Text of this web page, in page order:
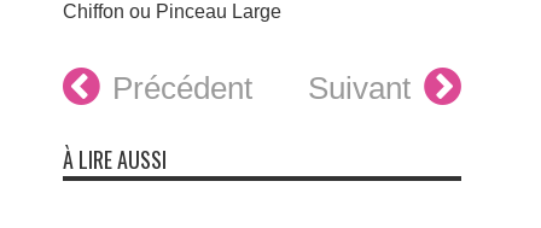
Chiffon ou Pinceau Large
Précédent Suivant
À LIRE AUSSI